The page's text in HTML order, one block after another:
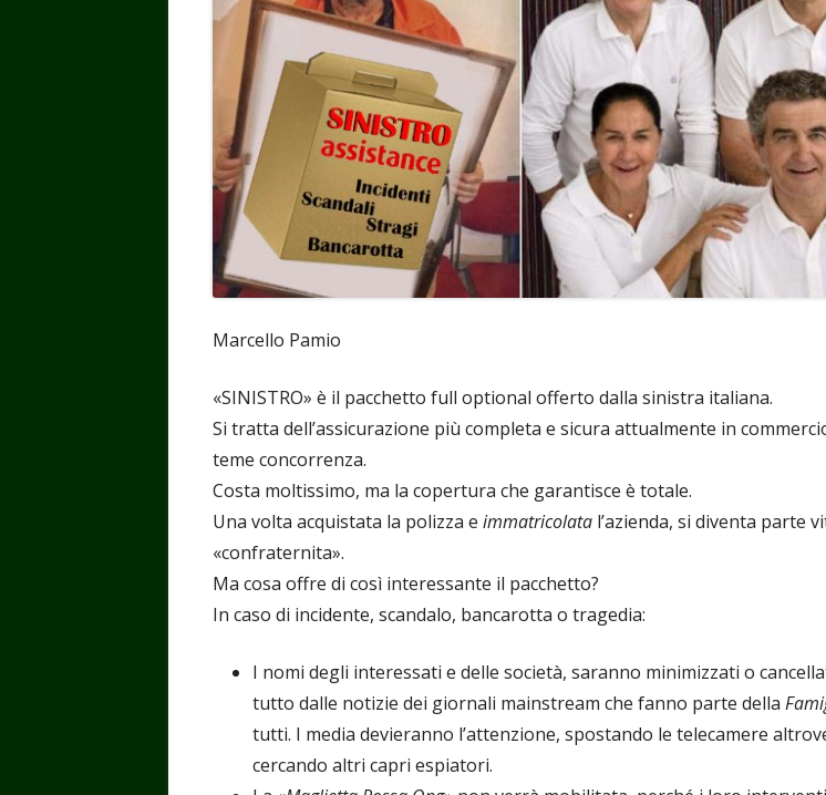
Marcello Pamio
«SINISTRO» è il pacchetto full optional offerto dalla sinistra italiana.
Si tratta dell’assicurazione più completa e sicura attualmente in
teme concorrenza.
Costa moltissimo, ma la copertura che garantisce è totale.
Una volta acquistata la polizza e immatricolata l’azienda, si diventa parte
«confraternita».
Ma cosa offre di così interessante il pacchetto?
In caso di incidente, scandalo, bancarotta o tragedia:
I nomi degli interessati e delle società, saranno minimizzati o
tutto dalle notizie dei giornali mainstream che fanno parte della
tutti. I media devieranno l’attenzione, spostando le telecamere
cercando altri capri espiatori.